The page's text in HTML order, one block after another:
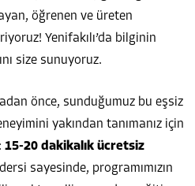
öğrenen ve üreten
Yenifakılı’da bilginin
size sunuyoruz.
önce, sunduğumuz bu eşsiz
yakından tanımanız için
15-20 dakikalık ücretsiz
sayesinde, programımızın